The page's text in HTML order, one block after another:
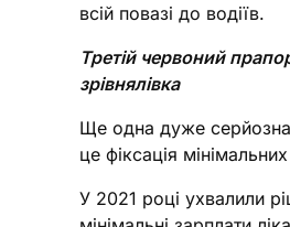
всій повазі до водіїв.
Третій червоний
зрівнялівка
Ще одна дуже
це фіксація
У 2021 році ухвалили